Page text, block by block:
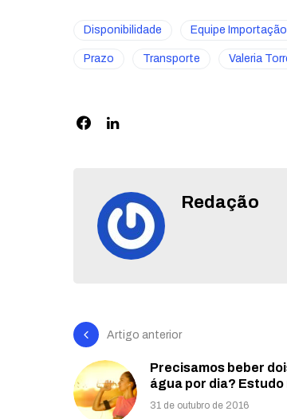
Disponibilidade Equipe Importação
Prazo Transporte Valeria
Redação
Artigo anterior
Precisamos beber
água por dia?
31 de outubro de 2016